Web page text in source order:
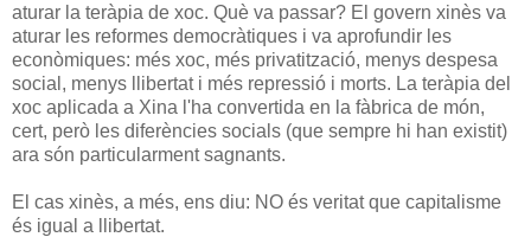
aturar la teràpia de xoc. Què va passar? El govern xinès va
aturar les reformes democràtiques i va aprofundir les
econòmiques: més xoc, més privatització, menys despesa
social, menys llibertat i més repressió i morts. La teràpia del
xoc aplicada a Xina l'ha convertida en la fàbrica de món,
cert, però les diferències socials (que sempre hi han existit)
ara són particularment sagnants.
El cas xinès, a més, ens diu: NO és veritat que capitalisme
és igual a llibertat.